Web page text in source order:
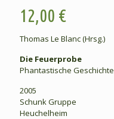
12,00 €
Thomas Le Blanc (Hrsg.)
Die Feuerprobe
Phantastische
2005
Schunk Gruppe
Heuchelheim